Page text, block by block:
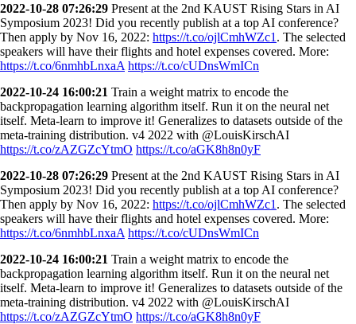
2022-10-28 07:26:29 Present at the 2nd KAUST Rising Stars in AI
Symposium 2023! Did you recently publish at a top AI conference?
Then apply by Nov 16, 2022: https://t.co/ojlCmhWZc1 . The selected
speakers will have their flights and hotel expenses covered. More:
https://t.co/6nmhbLnxaA https://t.co/cUDnsWmICn
2022-10-24 16:00:21 Train a weight matrix to encode the
backpropagation learning algorithm itself. Run it on the neural net
itself. Meta-learn to improve it! Generalizes to datasets outside of the
meta-training distribution. v4 2022 with @LouisKirschAI
https://t.co/zAZGZcYtmO https://t.co/aGK8h8n0yF
2022-10-28 07:26:29 Present at the 2nd KAUST Rising Stars in AI
Symposium 2023! Did you recently publish at a top AI conference?
Then apply by Nov 16, 2022: https://t.co/ojlCmhWZc1 . The selected
speakers will have their flights and hotel expenses covered. More:
https://t.co/6nmhbLnxaA https://t.co/cUDnsWmICn
2022-10-24 16:00:21 Train a weight matrix to encode the
backpropagation learning algorithm itself. Run it on the neural net
itself. Meta-learn to improve it! Generalizes to datasets outside of the
meta-training distribution. v4 2022 with @LouisKirschAI
https://t.co/zAZGZcYtmO https://t.co/aGK8h8n0yF